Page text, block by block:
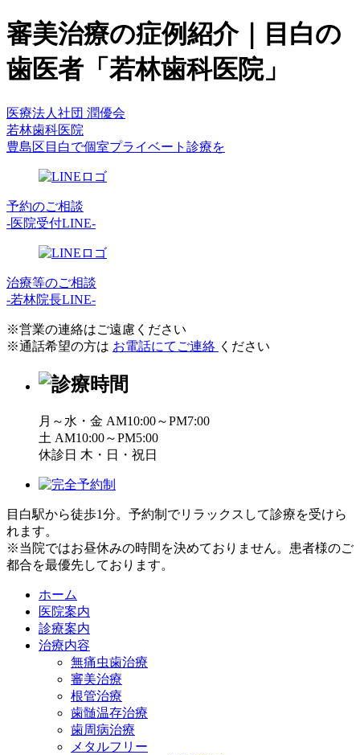
審美治療の症例紹介｜目白の
歯医者「若林歯科医院」
医療法人社団 潤優会
若林歯科医院
豊島区目白で個室プライベート診療を
予約のご相談
-医院受付LINE-
治療等のご相談
-若林院長LINE-
※営業の連絡はご遠慮ください
※通話希望の方は お電話にてご連絡 ください
月～水・金 AM10:00～PM7:00
土 AM10:00～PM5:00
休診日 木・日・祝日
目白駅から徒歩1分。予約制でリラックスして診療を受けら
れます。
※当院ではお昼休みの時間を決めておりません。患者様のご
都合を最優先しております。
ホーム
医院案内
診療案内
治療内容
無痛虫歯治療
審美治療
根管治療
歯髄温存治療
歯周病治療
メタルフリー